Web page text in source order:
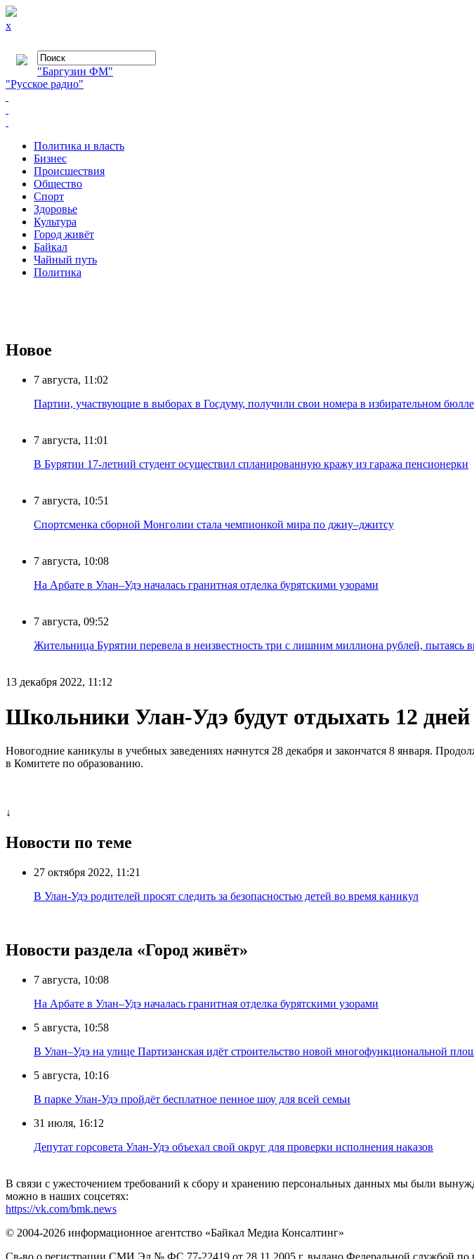
x
"Баргузин ФМ"
"Русское радио"
Политика и власть
Бизнес
Происшествия
Общество
Cпорт
Здоровье
Культура
Город живёт
Байкал
Чайный путь
Политика
Новое
7 августа, 11:02
Партии, участвующие в выборах в Госдуму, получили свои номера в избирательном
7 августа, 11:01
В Бурятии 17-летний студент осуществил спланированную кражу из гаража пенсионерки
7 августа, 10:51
Спортсменка сборной Монголии стала чемпионкой мира по джиу–джитсу
7 августа, 10:08
На Арбате в Улан–Удэ началась гранитная отделка бурятскими узорами
7 августа, 09:52
Жительница Бурятии перевела в неизвестность три с лишним миллиона рублей, пытаясь
13 декабря 2022, 11:12
Школьники Улан-Удэ будут отдыхать 12 дней
Новогодние каникулы в учебных заведениях начнутся 28 декабря и закончатся 8 января.
в Комитете по образованию.
↓
Новости по теме
27 октября 2022, 11:21
В Улан-Удэ родителей просят следить за безопасностью детей во время каникул
Новости раздела «Город живёт»
7 августа, 10:08
На Арбате в Улан–Удэ началась гранитная отделка бурятскими узорами
5 августа, 10:58
В Улан–Удэ на улице Партизанская идёт строительство новой многофункциональной
5 августа, 10:16
В парке Улан-Удэ пройдёт бесплатное пенное шоу для всей семьи
31 июля, 16:12
Депутат горсовета Улан-Удэ объехал свой округ для проверки исполнения наказов
В связи с ужесточением требований к сбору и хранению персональных данных мы были
можно в наших соцсетях:
https://vk.com/bmk.news
© 2004-2026 информационное агентство «Байкал Медиа Консалтинг»
Св-во о регистрации СМИ Эл № ФС 77-22419 от 28.11.2005 г. выдано Федеральной службой по